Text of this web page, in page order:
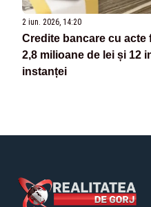
2 iun. 2026, 14:20
Credite bancare cu acte
2,8 milioane de lei și 12
instanței